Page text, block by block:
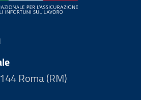
Roma (RM)